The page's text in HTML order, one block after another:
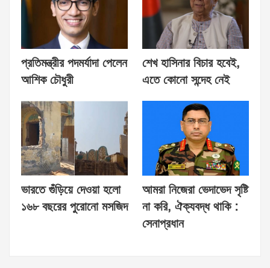
প্রতিমন্ত্রীর পদমর্যাদা পেলেন
আশিক চৌধুরী
শেখ হাসিনার বিচার হবেই,
এতে কোনো সন্দেহ নেই
ভারতে গুঁড়িয়ে দেওয়া হলো
১৬৮ বছরের পুরোনো মসজিদ
আমরা নিজেরা ভেদাভেদ সৃষ্টি
না করি, ঐক্যবদ্ধ থাকি :
সেনাপ্রধান